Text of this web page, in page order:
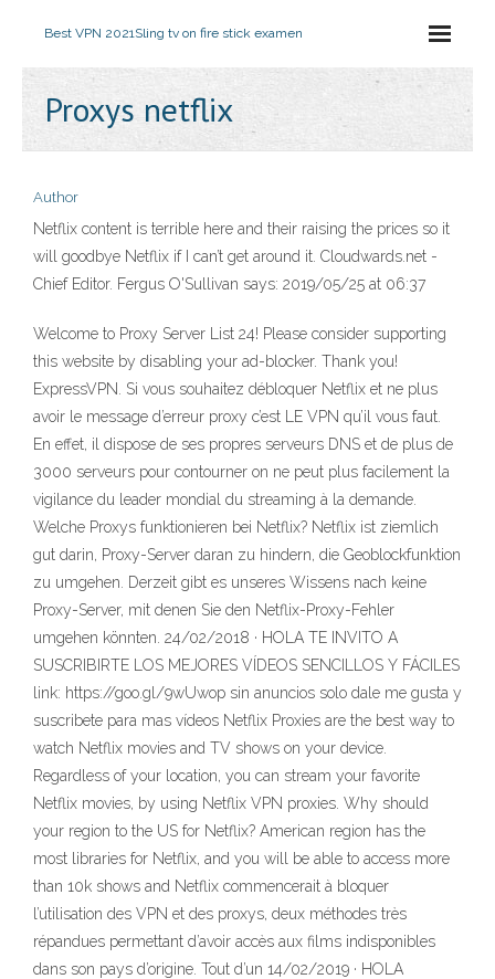
Best VPN 2021Sling tv on fire stick examen
Proxys netflix
Author
Netflix content is terrible here and their raising the prices so it
will goodbye Netflix if I can’t get around it. Cloudwards.net -
Chief Editor. Fergus O'Sullivan says: 2019/05/25 at 06:37
Welcome to Proxy Server List 24! Please consider supporting
this website by disabling your ad-blocker. Thank you!
ExpressVPN. Si vous souhaitez débloquer Netflix et ne plus
avoir le message d’erreur proxy c’est LE VPN qu’il vous faut.
En effet, il dispose de ses propres serveurs DNS et de plus de
3000 serveurs pour contourner on ne peut plus facilement la
vigilance du leader mondial du streaming à la demande.
Welche Proxys funktionieren bei Netflix? Netflix ist ziemlich
gut darin, Proxy-Server daran zu hindern, die Geoblockfunktion
zu umgehen. Derzeit gibt es unseres Wissens nach keine
Proxy-Server, mit denen Sie den Netflix-Proxy-Fehler
umgehen könnten. 24/02/2018 · HOLA TE INVITO A
SUSCRIBIRTE LOS MEJORES VÍDEOS SENCILLOS Y FÁCILES
link: https://goo.gl/9wUwop sin anuncios solo dale me gusta y
suscribete para mas vídeos Netflix Proxies are the best way to
watch Netflix movies and TV shows on your device.
Regardless of your location, you can stream your favorite
Netflix movies, by using Netflix VPN proxies. Why should
your region to the US for Netflix? American region has the
most libraries for Netflix, and you will be able to access more
than 10k shows and Netflix commencerait à bloquer
l’utilisation des VPN et des proxys, deux méthodes très
répandues permettant d’avoir accès aux films indisponibles
dans son pays d’origine. Tout d’un 14/02/2019 · HOLA